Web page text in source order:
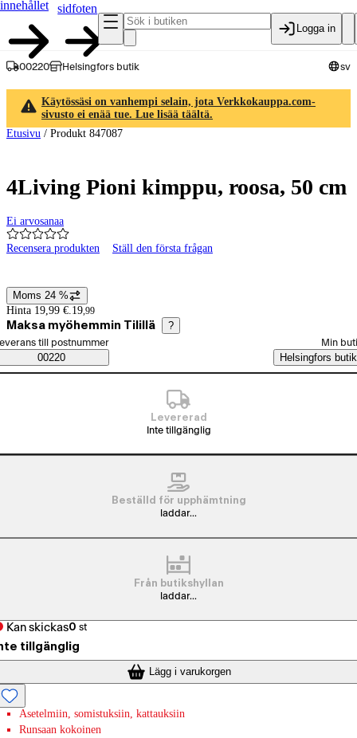
innehållet
sidfoten
Logga in
00220 Helsingfors butik sv
Käytössäsi on vanhempi selain, jota Verkkokauppa.com-
sivusto ei enää tue. Lue lisää täältä.
Etusivu / Produkt 847087
4Living Pioni kimppu, roosa, 50 cm
Ei arvosanaa
Recensera produkten Ställ den första frågan
Prisinformation
Moms 24 %
Hinta 19,99 €. 19,99
Maksa myöhemmin Tilillä ?
Saatavuustiedot
beställningssätt
till postnummer
00220
Min
Helsingfors butik
Levererad
Inte tillgänglig
Beställd för upphämtning
laddar...
Från butikshyllan
laddar...
Kan skickas0 st
tillgänglig
Lägg i varukorgen
Asetelmiin, somistuksiin, kattauksiin
Runsaan kokoinen